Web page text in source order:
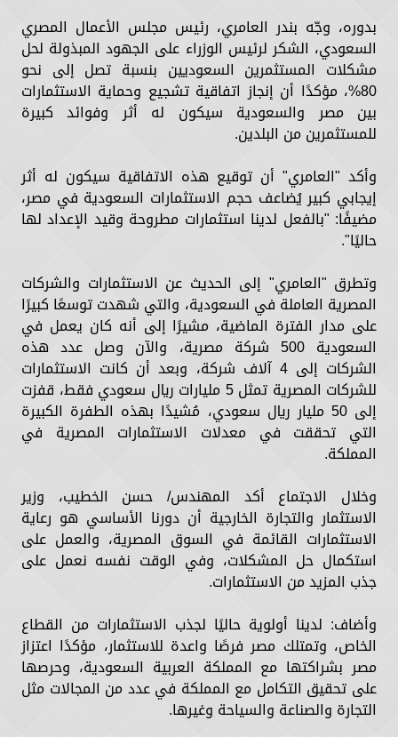
بدوره، وجّه بندر العامري، رئيس مجلس الأعمال المصري
السعودي، الشكر لرئيس الوزراء على الجهود المبذولة لحل
مشكلات المستثمرين السعوديين بنسبة تصل إلى نحو
80%، مؤكدًا أن إنجاز اتفاقية تشجيع وحماية الاستثمارات
بين مصر والسعودية سيكون له أثر وفوائد كبيرة
للمستثمرين من البلدين.
وأكد "العامري" أن توقيع هذه الاتفاقية سيكون له أثر
إيجابي كبير يُضاعف حجم الاستثمارات السعودية في مصر،
مضيفًا: "بالفعل لدينا استثمارات مطروحة وقيد الإعداد لها
حاليًا".
وتطرق "العامري" إلى الحديث عن الاستثمارات والشركات
المصرية العاملة في السعودية، والتي شهدت توسعًا كبيرًا
على مدار الفترة الماضية، مشيرًا إلى أنه كان يعمل في
السعودية 500 شركة مصرية، والآن وصل عدد هذه
الشركات إلى 4 آلاف شركة، وبعد أن كانت الاستثمارات
للشركات المصرية تمثل 5 مليارات ريال سعودي فقط، قفزت
إلى 50 مليار ريال سعودي، مُشيدًا بهذه الطفرة الكبيرة
التي تحققت في معدلات الاستثمارات المصرية في
المملكة.
وخلال الاجتماع أكد المهندس/ حسن الخطيب، وزير
الاستثمار والتجارة الخارجية أن دورنا الأساسي هو رعاية
الاستثمارات القائمة في السوق المصرية، والعمل على
استكمال حل المشكلات، وفي الوقت نفسه نعمل على
جذب المزيد من الاستثمارات.
وأضاف: لدينا أولوية حاليًا لجذب الاستثمارات من القطاع
الخاص، وتمتلك مصر فرصًا واعدة للاستثمار، مؤكدًا اعتزاز
مصر بشراكتها مع المملكة العربية السعودية، وحرصها
على تحقيق التكامل مع المملكة في عدد من المجالات مثل
التجارة والصناعة والسياحة وغيرها.